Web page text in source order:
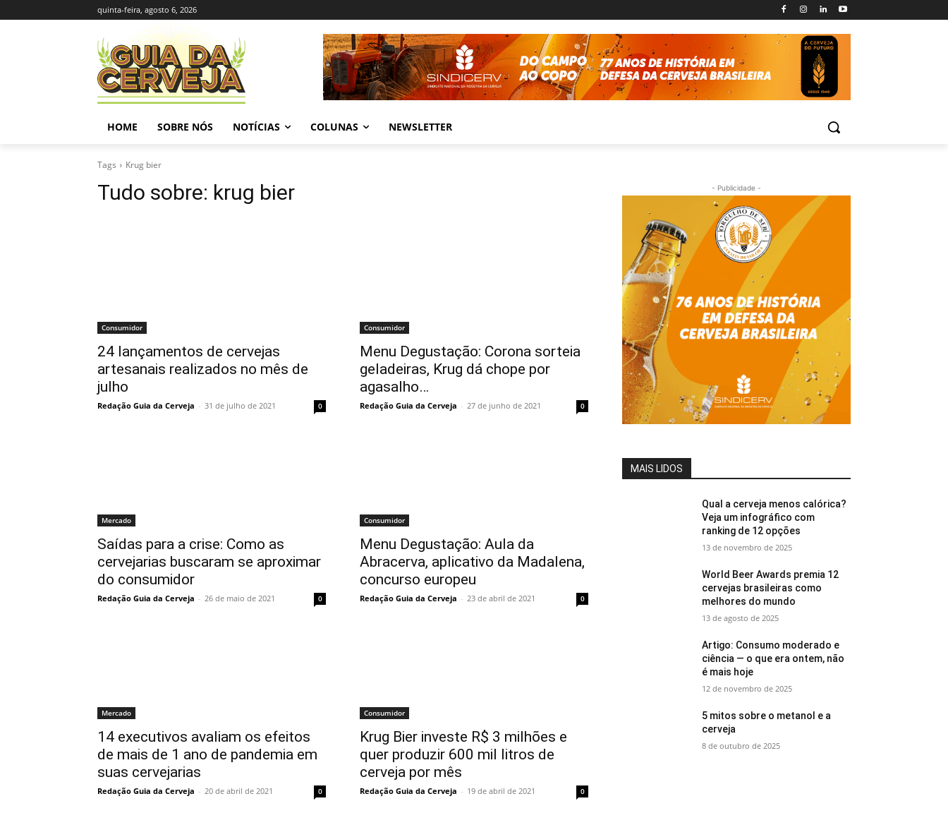
quinta-feira, agosto 6, 2026
HOME SOBRE NÓS NOTÍCIAS COLUNAS NEWSLETTER
Tags Krug bier
Tudo sobre: krug bier
Consumidor
24 lançamentos de cervejas
artesanais realizados no mês de
julho
Redação Guia da Cerveja - 31 de julho de 2021 0
Consumidor
Menu Degustação: Corona sorteia
geladeiras, Krug dá chope por
agasalho…
Redação Guia da Cerveja - 27 de junho de 2021 0
Mercado
Saídas para a crise: Como as
cervejarias buscaram se aproximar
do consumidor
Redação Guia da Cerveja - 26 de maio de 2021 0
Consumidor
Menu Degustação: Aula da
Abracerva, aplicativo da Madalena,
concurso europeu
Redação Guia da Cerveja - 23 de abril de 2021 0
Mercado
14 executivos avaliam os efeitos
de mais de 1 ano de pandemia em
suas cervejarias
Redação Guia da Cerveja - 20 de abril de 2021 0
Consumidor
Krug Bier investe R$ 3 milhões e
quer produzir 600 mil litros de
cerveja por mês
Redação Guia da Cerveja - 19 de abril de 2021 0
- Publicidade -
MAIS LIDOS
Qual a cerveja menos calórica?
Veja um infográfico com
ranking de 12 opções
13 de novembro de 2025
World Beer Awards premia 12
cervejas brasileiras como
melhores do mundo
13 de agosto de 2025
Artigo: Consumo moderado e
ciência — o que era ontem, não
é mais hoje
12 de novembro de 2025
5 mitos sobre o metanol e a
cerveja
8 de outubro de 2025